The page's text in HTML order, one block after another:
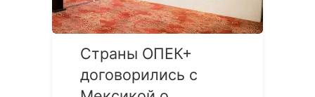
Страны ОПЕК+
договорились с